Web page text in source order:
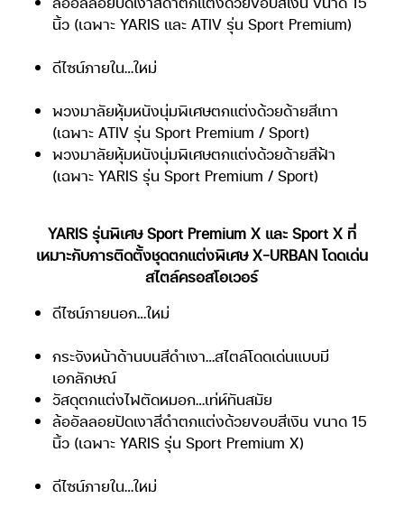
นิ้ว (เฉพาะ YARIS และ ATIV รุ่น Sport Premium)
ดีไซน์ภายใน…ใหม่
พวงมาลัยหุ้มหนังนุ่มพิเศษตกแต่งด้วยด้ายสีเทา
(เฉพาะ ATIV รุ่น Sport Premium / Sport)
พวงมาลัยหุ้มหนังนุ่มพิเศษตกแต่งด้วยด้ายสีฟ้า
(เฉพาะ YARIS รุ่น Sport Premium / Sport)
YARIS รุ่นพิเศษ Sport Premium X และ Sport X ที่
เหมาะกับการติดตั้งชุดตกแต่งพิเศษ X-URBAN โดดเด่น
สไตล์ครอสโอเวอร์
ดีไซน์ภายนอก…ใหม่
กระจังหน้าด้านบนสีดำเงา…สไตล์โดดเด่นแบบมี
เอกลักษณ์
วัสดุตกแต่งไฟตัดหมอก…เท่ห์ทันสมัย
ล้ออัลลอยปัดเงาสีดำตกแต่งด้วยขอบสีเงิน ขนาด 15
นิ้ว (เฉพาะ YARIS รุ่น Sport Premium X)
ดีไซน์ภายใน…ใหม่